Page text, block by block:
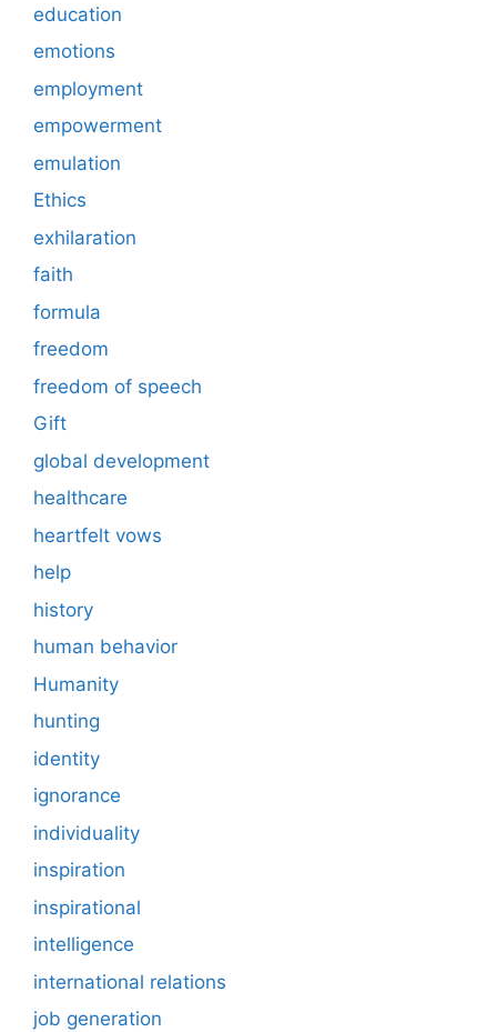
education
emotions
employment
empowerment
emulation
Ethics
exhilaration
faith
formula
freedom
freedom of speech
Gift
global development
healthcare
heartfelt vows
help
history
human behavior
Humanity
hunting
identity
ignorance
individuality
inspiration
inspirational
intelligence
international relations
job generation